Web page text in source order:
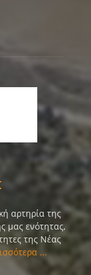
αρτηρία της
μας ενότητας,
της Νέας
...